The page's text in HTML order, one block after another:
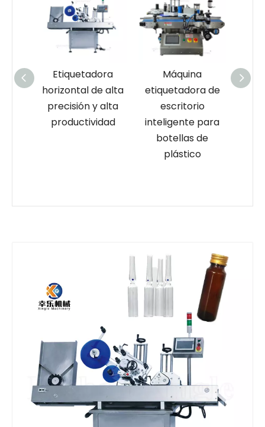
alta
Máquina
etiquetadora de
escritorio
inteligente para
Máquina
etiquetadora de
botellas planas y
botellas
cuadradas para
productos de